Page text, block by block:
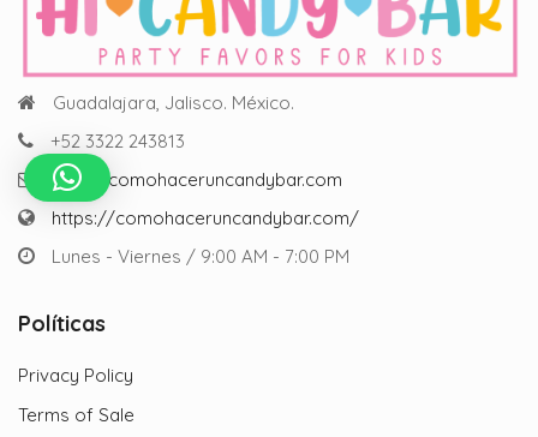
Guadalajara, Jalisco. México.
+52 3322 243813
hola@comohaceruncandybar.com
https://comohaceruncandybar.com/
Lunes - Viernes / 9:00 AM - 7:00 PM
Políticas
Privacy Policy
Terms of Sale